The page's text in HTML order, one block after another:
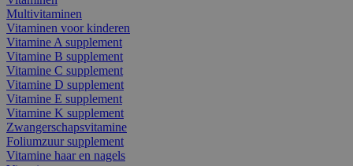
Multivitaminen
Vitaminen voor kinderen
Vitamine A supplement
Vitamine B supplement
Vitamine C supplement
Vitamine D supplement
Vitamine E supplement
Vitamine K supplement
Zwangerschapsvitamine
Foliumzuur supplement
Vitamine haar en nagels